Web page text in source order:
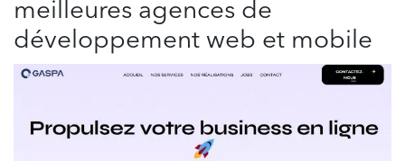
meilleures agences de
développement web et mobile